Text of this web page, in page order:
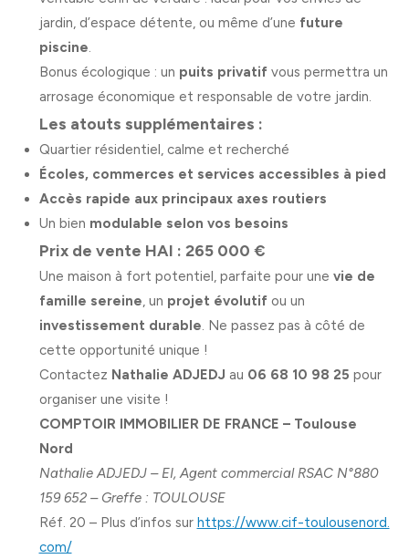
jardin, d’espace détente, ou même d’une future
piscine
Bonus écologique : un puits privatifvous permettra un
arrosage économique et responsable de votre jardin.
Les atouts supplémentaires :
Quartier résidentiel, calme et recherché
Écoles, commerces et services accessibles à pied
Accès rapide aux principaux axes routiers
Un bien modulable selon vos besoins
Prix de vente HAI : 265 000 €
Une maison à fort potentiel, parfaite pour une vie de
famille sereine , un projet évolutifou un
investissement durable . Ne passez pas à côté de
cette opportunité unique !
Contactez Nathalie ADJEDJ au 06 68 10 98 25 pour
organiser une visite !
COMPTOIR IMMOBILIER DE FRANCE – Toulouse
Nord
Nathalie ADJEDJ – EI, Agent commercial RSAC N°880
159 652 – Greffe : TOULOUSE
Réf. 20 – Plus d’infos sur https://www.cif-toulousenord.
com/